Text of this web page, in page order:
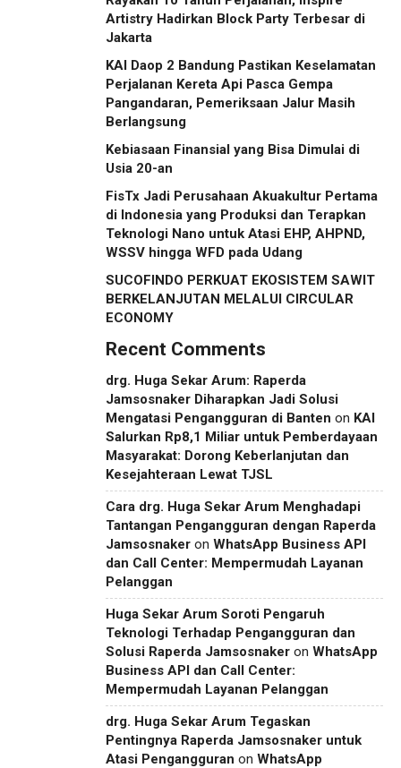
Artistry Hadirkan Block Party Terbesar di
Jakarta
KAI Daop 2 Bandung Pastikan Keselamatan
Perjalanan Kereta Api Pasca Gempa
Pangandaran, Pemeriksaan Jalur Masih
Berlangsung
Kebiasaan Finansial yang Bisa Dimulai di
Usia 20-an
FisTx Jadi Perusahaan Akuakultur Pertama
di Indonesia yang Produksi dan Terapkan
Teknologi Nano untuk Atasi EHP, AHPND,
WSSV hingga WFD pada Udang
SUCOFINDO PERKUAT EKOSISTEM SAWIT
BERKELANJUTAN MELALUI CIRCULAR
ECONOMY
Recent Comments
drg. Huga Sekar Arum: Raperda
Jamsosnaker Diharapkan Jadi Solusi
Mengatasi Pengangguran di Banten on KAI
Salurkan Rp8,1 Miliar untuk Pemberdayaan
Masyarakat: Dorong Keberlanjutan dan
Kesejahteraan Lewat TJSL
Cara drg. Huga Sekar Arum Menghadapi
Tantangan Pengangguran dengan Raperda
Jamsosnaker on WhatsApp Business API
dan Call Center: Mempermudah Layanan
Pelanggan
Huga Sekar Arum Soroti Pengaruh
Teknologi Terhadap Pengangguran dan
Solusi Raperda Jamsosnaker on WhatsApp
Business API dan Call Center:
Mempermudah Layanan Pelanggan
drg. Huga Sekar Arum Tegaskan
Pentingnya Raperda Jamsosnaker untuk
Atasi Pengangguran on WhatsApp